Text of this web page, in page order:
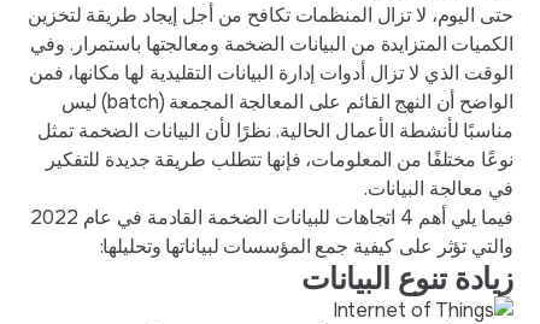
حتى اليوم، لا تزال المنظمات تكافح من أجل إيجاد طريقة لتخزين
الكميات المتزايدة من البيانات الضخمة ومعالجتها باستمرار. وفي
الوقت الذي لا تزال أدوات إدارة البيانات التقليدية لها مكانها، فمن
الواضح أن النهج القائم على المعالجة المجمعة (batch) ليس
مناسبًا لأنشطة الأعمال الحالية. نظرًا لأن البيانات الضخمة تمثل
نوعًا مختلفًا من المعلومات، فإنها تتطلب طريقة جديدة للتفكير
في معالجة البيانات.
فيما يلي أهم 4 اتجاهات للبيانات الضخمة القادمة في عام 2022
والتي تؤثر على كيفية جمع المؤسسات لبياناتها وتحليلها:
زيادة تنوع البيانات